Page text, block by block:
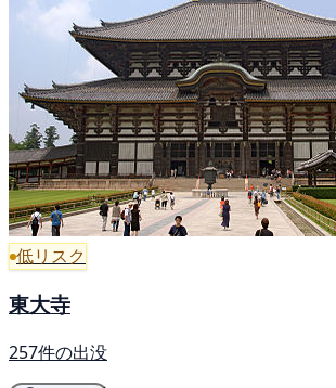
低リスク
東大寺
257件の出没